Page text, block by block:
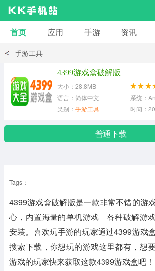
安卓应用
小说漫画
安卓其它
首页 应用 手游 资讯
手游工具
4399游戏盒破解版
大小：28.8MB
语言：简体中文
系统：
类别： 手游工具 时间：
普通下载
Tags：
4399游戏盒破解版是一款非常不错的游
心，内置海量的单机游戏，各种破解游
安装。喜欢玩手游的玩家通过4399游戏
搜索下载，你想玩的游戏这里都有，想
游戏的玩家快来获取这款4399游戏盒吧！